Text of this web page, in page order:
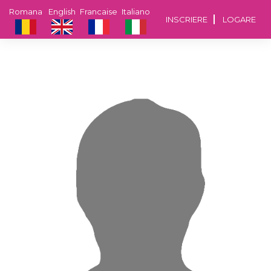
INSCRIERE LOGARE
Italiano
Francaise
English
Romana